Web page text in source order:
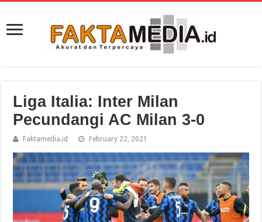
Liga Italia: Inter Milan
Pecundangi AC Milan 3-0
Faktamedia.id February 22, 2021